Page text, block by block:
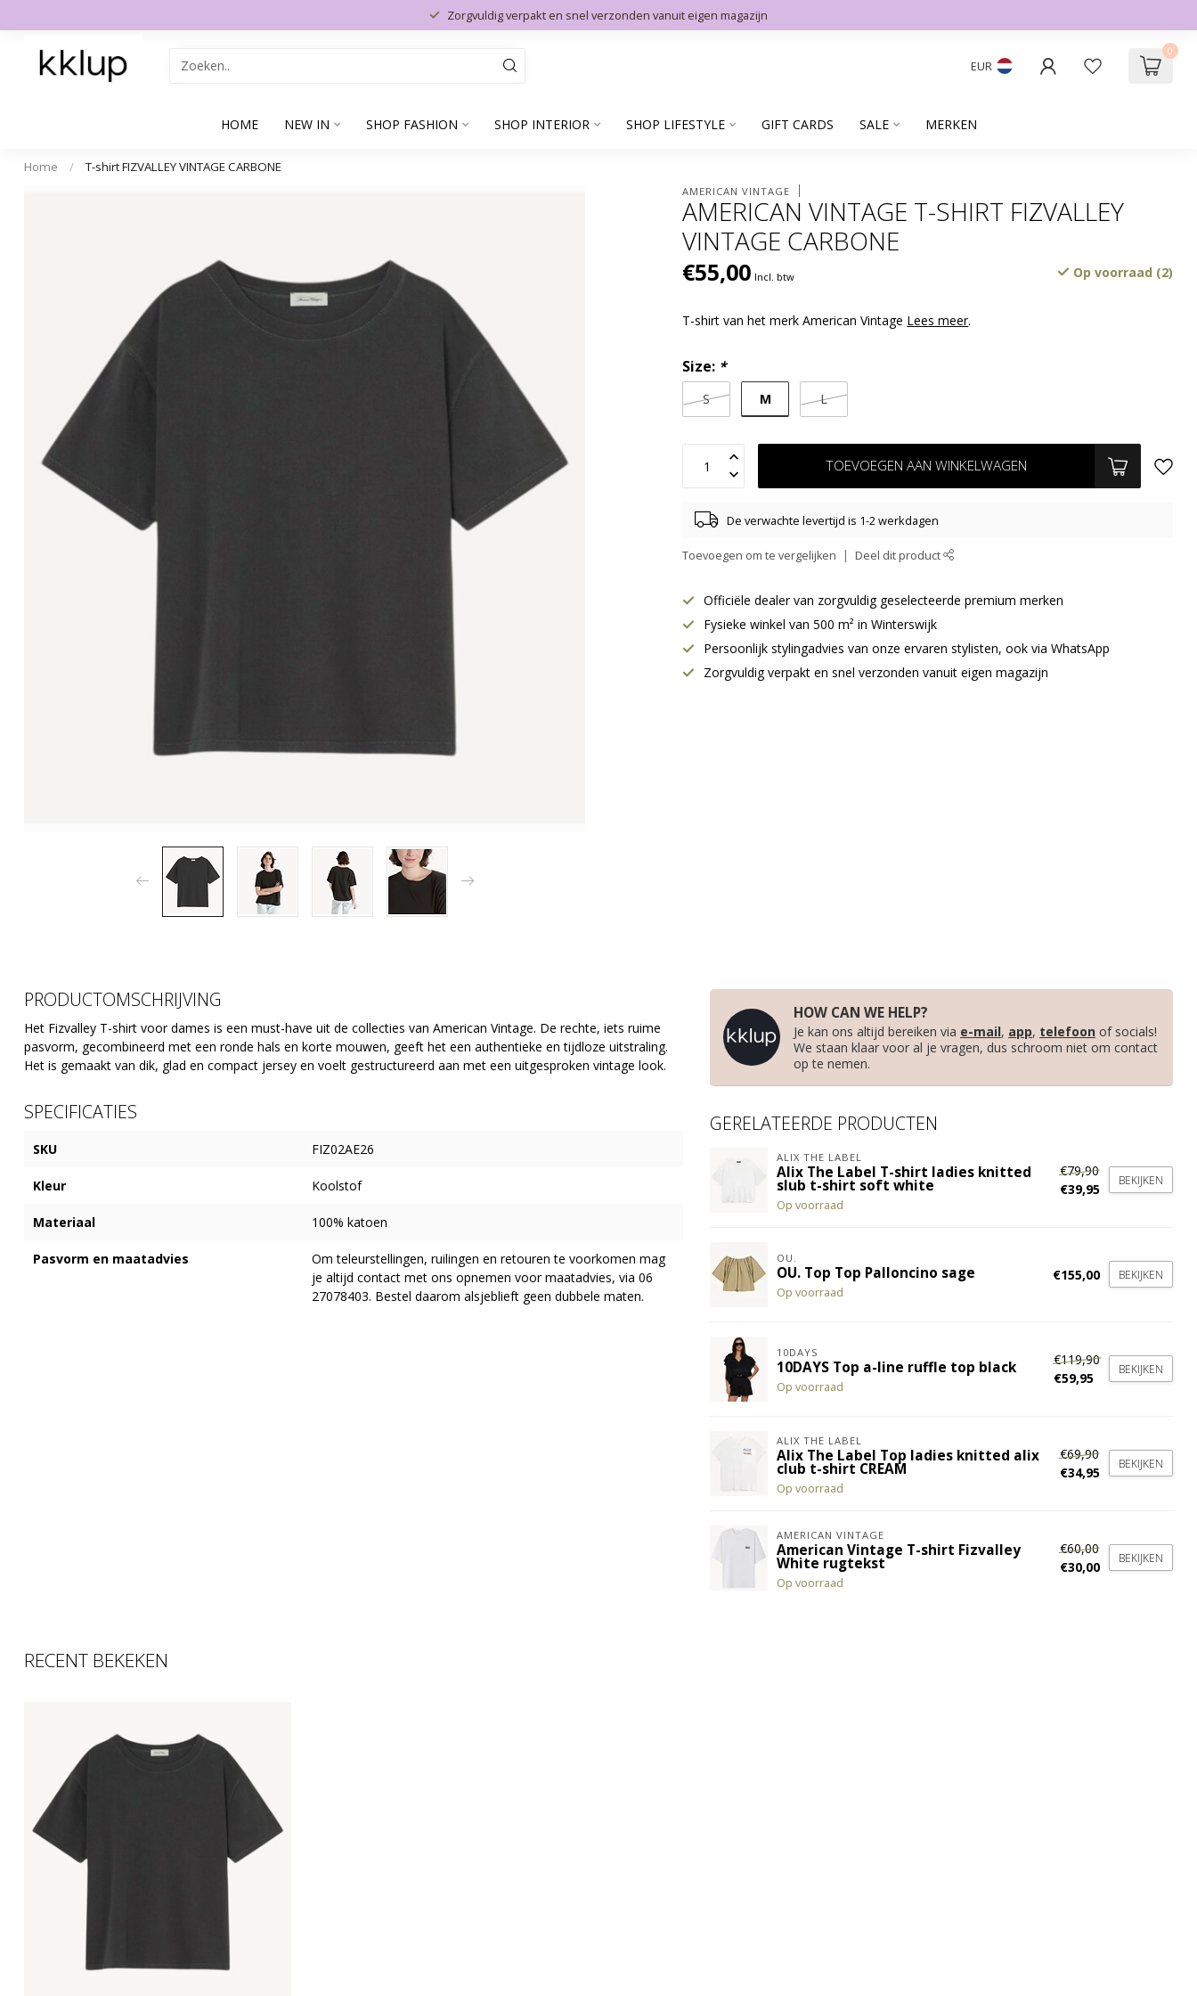
Zorgvuldig verpakt en snel verzonden vanuit eigen magazijn
EUR
0
HOME NEW IN SHOP FASHION SHOP INTERIOR SHOP LIFESTYLE GIFT CARDS SALE MERKEN
Home / T-shirt FIZVALLEY VINTAGE CARBONE
AMERICAN VINTAGE
AMERICAN VINTAGE T-SHIRT FIZVALLEY
VINTAGE CARBONE
€55,00 Incl. btw Op voorraad (2)
T-shirt van het merk American Vintage Lees meer.
Size: *
S M L
TOEVOEGEN AAN WINKELWAGEN
De verwachte levertijd is 1-2 werkdagen
Toevoegen om te vergelijken Deel dit product
Officiële dealer van zorgvuldig geselecteerde premium merken
Fysieke winkel van 500 m² in Winterswijk
Persoonlijk stylingadvies van onze ervaren stylisten, ook via WhatsApp
Zorgvuldig verpakt en snel verzonden vanuit eigen magazijn
PRODUCTOMSCHRIJVING
Het Fizvalley T-shirt voor dames is een must-have uit de collecties van American Vintage. De rechte, iets ruime
pasvorm, gecombineerd met een ronde hals en korte mouwen, geeft het een authentieke en tijdloze uitstraling.
Het is gemaakt van dik, glad en compact jersey en voelt gestructureerd aan met een uitgesproken vintage look.
SPECIFICATIES
SKU FIZ02AE26
Kleur Koolstof
Materiaal 100% katoen
Pasvorm en maatadvies
Om teleurstellingen, ruilingen en retouren te voorkomen mag
je altijd contact met ons opnemen voor maatadvies, via 06
27078403. Bestel daarom alsjeblieft geen dubbele maten.
HOW CAN WE HELP?
Je kan ons altijd bereiken via e-mail, app, telefoon of socials!
We staan klaar voor al je vragen, dus schroom niet om contact
op te nemen.
GERELATEERDE PRODUCTEN
ALIX THE LABEL
Alix The Label T-shirt ladies knitted
slub t-shirt soft white
Op voorraad
€79,90
€39,95
BEKIJKEN
OU.
OU. Top Top Palloncino sage
Op voorraad
€155,00 BEKIJKEN
10DAYS
10DAYS Top a-line ruffle top black
Op voorraad
€119,90
€59,95
BEKIJKEN
ALIX THE LABEL
Alix The Label Top ladies knitted alix
club t-shirt CREAM
Op voorraad
€69,90
€34,95
BEKIJKEN
AMERICAN VINTAGE
American Vintage T-shirt Fizvalley
White rugtekst
Op voorraad
€60,00
€30,00
BEKIJKEN
RECENT BEKEKEN